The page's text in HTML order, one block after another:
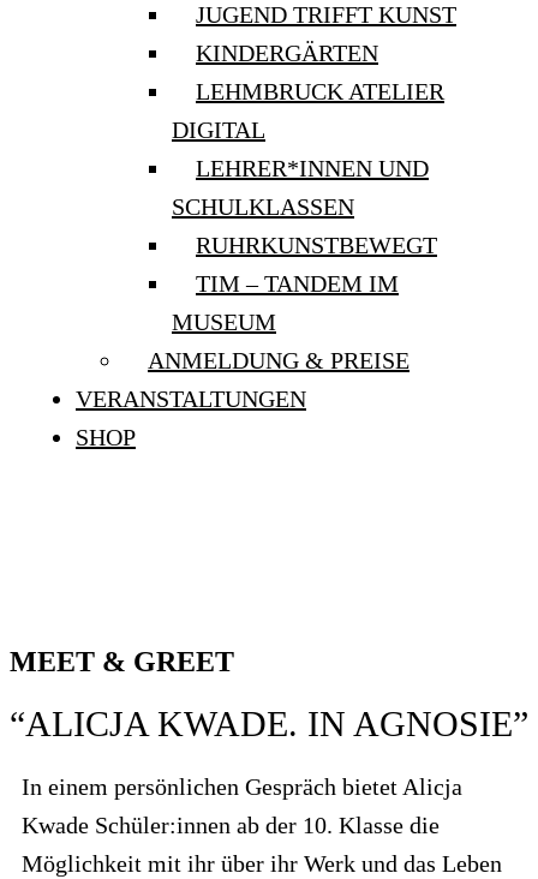
JUGEND TRIFFT KUNST
KINDERGÄRTEN
LEHMBRUCK ATELIER
DIGITAL
LEHRER*INNEN UND
SCHULKLASSEN
RUHRKUNSTBEWEGT
TIM – TANDEM IM
MUSEUM
ANMELDUNG & PREISE
VERANSTALTUNGEN
SHOP
MEET & GREET
“ALICJA KWADE. IN AGNOSIE”
In einem persönlichen Gespräch bietet Alicja
Kwade Schüler:innen ab der 10. Klasse die
Möglichkeit mit ihr über ihr Werk und das Leben